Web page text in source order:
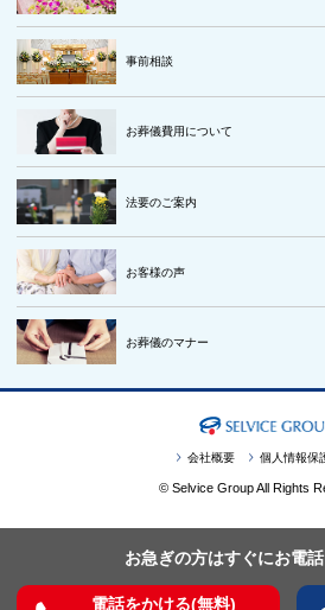
お急ぎの方はすぐにお電話
電話をかける(無料)
事前相談
お葬儀費用について
法要のご案内
お客様の声
お葬儀のマナー
会社概要 個人情報保
© Selvice Group All Rights